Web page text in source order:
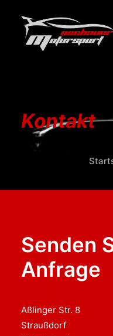
PERFORMANCE
DESIGN
Kontakt
Senden
Anfrage
Aßlinger Str. 8
Straußdorf